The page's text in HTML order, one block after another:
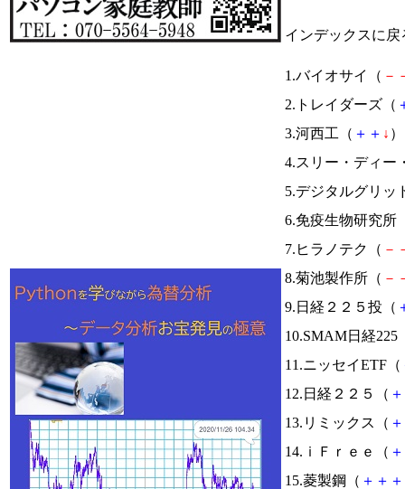
インデックスに戻
1.バイオサイ（ －
2.トレイダーズ（
3.河西工（ ＋ ＋ ↓
4.スリー・ディー
5.デジタルグリッ
6.免疫生物研究所
7.ヒラノテク（ －
8.菊池製作所（ －
9.日経２２５投（
10.SMAM日経225
11.ニッセイETF（
12.日経２２５（ ＋
13.リミックス（ ＋
14.ｉＦｒｅｅ（ ＋
15.菱製鋼（ ＋ ＋ ＋